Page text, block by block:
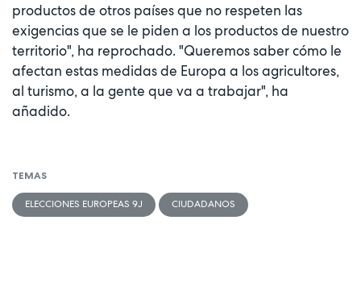
productos de otros países que no respeten las
exigencias que se le piden a los productos de nuestro
territorio", ha reprochado. "Queremos saber cómo le
afectan estas medidas de Europa a los agricultores,
al turismo, a la gente que va a trabajar", ha
añadido.
TEMAS
ELECCIONES EUROPEAS 9J CIUDADANOS